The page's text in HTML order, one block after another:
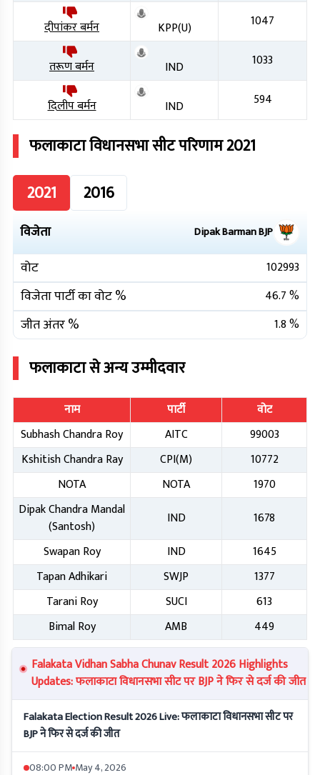
दीपांकर बर्मन KPP(U) 1047
तरूण बर्मन IND 1033
दिलीप बर्मन IND 594
फलाकाटाविधानसभा सीट परिणाम2021
2021
2016
विजेता Dipak BarmanBJP
वोट 102993
विजेता पार्टी का वोट % 46.7%
जीत अंतर % 1.8%
फलाकाटासे अन्य उम्मीदवार
नाम पार्टी
वोट
Subhash Chandra Roy
AITC
99003
Kshitish Chandra Ray
CPI(M)
10772
NOTA
NOTA
1970
Dipak Chandra Mandal
(Santosh)
IND
1678
Swapan Roy
IND
1645
Tapan Adhikari
SWJP
1377
Tarani Roy
SUCI
613
Bimal Roy
AMB
449
Falakata Vidhan Sabha Chunav Result 2026 Highlights
Updates: फलाकाटा विधानसभा सीट पर BJP ने फिर से दर्ज की जीत
Falakata Election Result 2026 Live: फलाकाटा विधानसभा सीट पर
BJP ने फिर से दर्ज की जीत
08:00 PM May 4, 2026